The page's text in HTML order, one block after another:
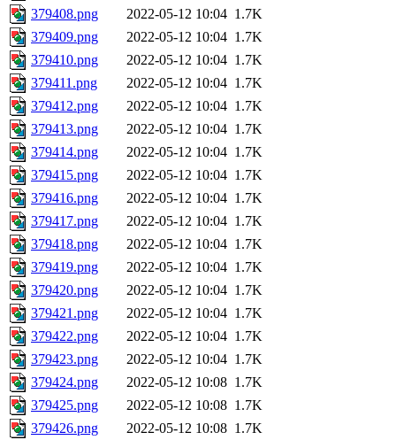
379408.png
2022-05-12 10:04 1.7K
379409.png
2022-05-12 10:04 1.7K
379410.png
2022-05-12 10:04 1.7K
379411.png
2022-05-12 10:04 1.7K
379412.png
2022-05-12 10:04 1.7K
379413.png
2022-05-12 10:04 1.7K
379414.png
2022-05-12 10:04 1.7K
379415.png
2022-05-12 10:04 1.7K
379416.png
2022-05-12 10:04 1.7K
379417.png
2022-05-12 10:04 1.7K
379418.png
2022-05-12 10:04 1.7K
379419.png
2022-05-12 10:04 1.7K
379420.png
2022-05-12 10:04 1.7K
379421.png
2022-05-12 10:04 1.7K
379422.png
2022-05-12 10:04 1.7K
379423.png
2022-05-12 10:04 1.7K
379424.png
2022-05-12 10:08 1.7K
379425.png
2022-05-12 10:08 1.7K
379426.png
2022-05-12 10:08 1.7K